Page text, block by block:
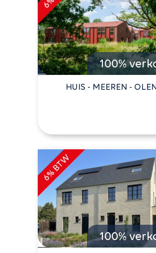
100%
HUIS - MEEREN -
100%